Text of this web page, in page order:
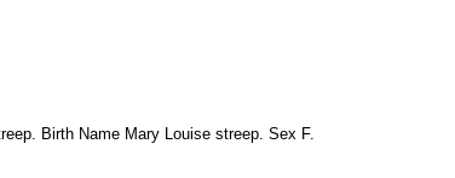
Birth Name Mary Louise streep. Sex F.